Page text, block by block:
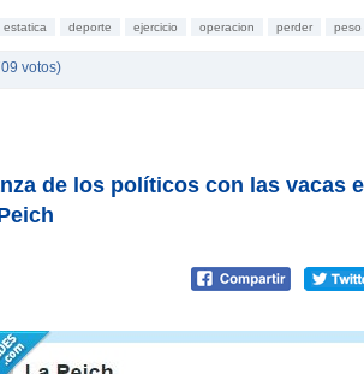
estatica deporte ejercicio operacion perder peso
votos)
de los políticos con las vacas